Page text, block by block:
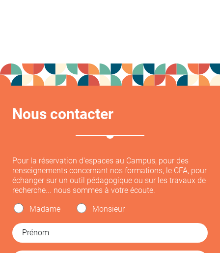
Nous contacter
Pour la réservation d'espaces au Campus, pour des
renseignements concernant nos formations, le CFA, pour
échanger sur un outil pédagogique ou sur les travaux de
recherche... nous sommes à votre écoute.
Madame
Monsieur